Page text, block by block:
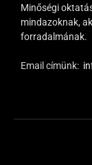
Minőségi
mindazoknak,
forradalmának.
Email címünk: